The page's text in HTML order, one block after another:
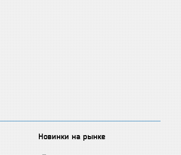
Новинки на рынке